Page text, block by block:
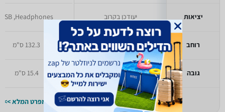
יציאות
רוחב
גובה
יעודכן בקרוב
יעודכן בקרוב
יעודכן בקרוב
למפרט המלא >>
USB ,Headphones
132.3 ס"מ
15.4 ס"מ
למפרט המלא >>